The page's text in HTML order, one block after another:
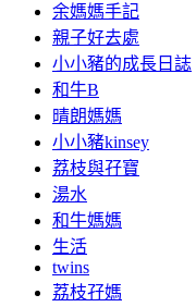
余媽媽手記
親子好去處
小小豬的成長日誌
和牛B
晴朗媽媽
小小豬kinsey
荔枝與孖寶
湯水
和牛媽媽
生活
twins
荔枝孖媽